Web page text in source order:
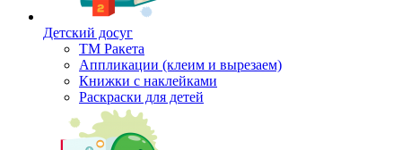
Детский досуг
ТМ Ракета
Аппликации (клеим и вырезаем)
Книжки с наклейками
Раскраски для детей